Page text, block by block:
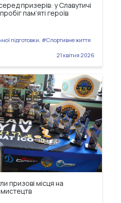
призерів: у Славутичі
пам’яті героїв
підготовки, #Спортивне життя
21 квітня 2026
призові місця на